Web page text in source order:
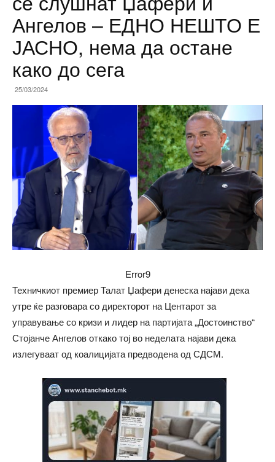
Ангелов – ЕДНО НЕШТО Е
ЈАСНО, нема да остане
како до сега
25/03/2024
Error9
Техничкиот премиер Талат Џафери денеска најави дека
утре ќе разговара со директорот на Центарот за
управување со кризи и лидер на партијата „Достоинство“
Стојанче Ангелов откако тој во неделата најави дека
излегуваат од коалицијата предводена од СДСМ.